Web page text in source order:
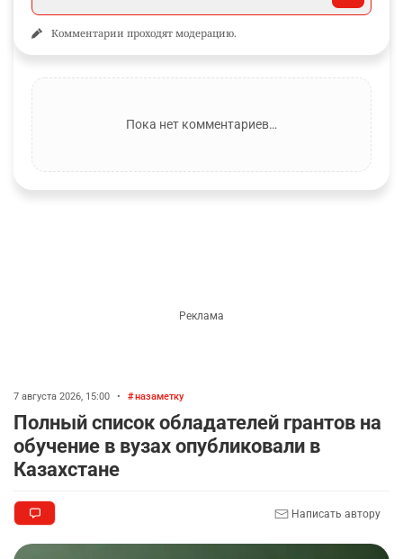
Комментарии проходят модерацию.
Пока нет комментариев…
7 августа 2026, 15:00 • назаметку
Полный список обладателей грантов на
обучение в вузах опубликовали в
Казахстане
Написать автору